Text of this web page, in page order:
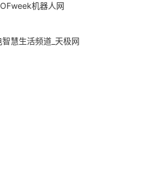
机器人网